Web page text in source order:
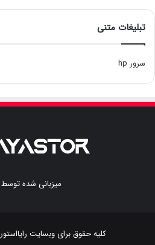
تبلیغات متنی
سرور hp
میزبانی شده توسط
کلیه حقوق برای وبسایت رایااستور